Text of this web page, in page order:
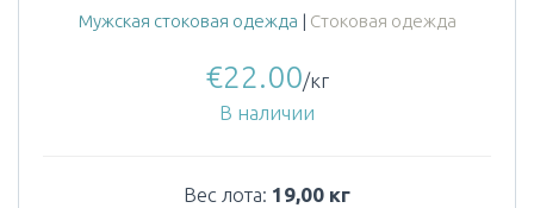
Мужская стоковая одежда | Стоковая одежда
€22.00/кг
В наличии
Вес лота: 19,00 кг